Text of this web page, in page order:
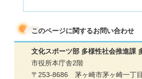
このページに関するお問い合わせ
文化スポーツ部 多様性社会推進課
市役所本庁舎2階
〒253-8686 茅ヶ崎市茅ヶ崎一丁